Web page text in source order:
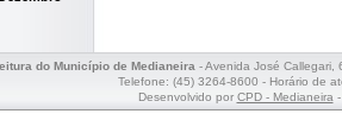
do Município de Medianeira- Avenida José Callegari,
Telefone: (45) 3264-8600 - Horário de
Desenvolvido por CPD - Medianeira-